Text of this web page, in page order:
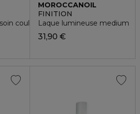
couleur
MOROCCANOIL
FINITION
Laque lumineuse medium
31,90 €